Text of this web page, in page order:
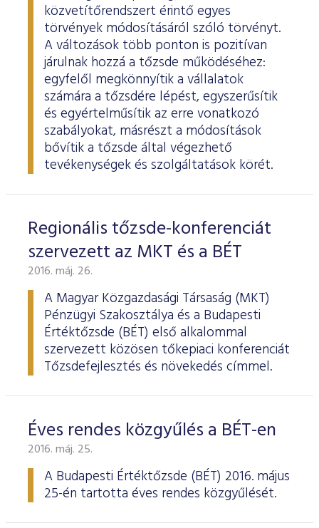
ESG Útmutató
közvetítőrendszert érintő egyes
törvények módosításáról szóló törvényt.
A változások több ponton is pozitívan
járulnak hozzá a tőzsde működéséhez:
egyfelől megkönnyítik a vállalatok
számára a tőzsdére lépést, egyszerűsítik
és egyértelműsítik az erre vonatkozó
szabályokat, másrészt a módosítások
bővítik a tőzsde által végezhető
tevékenységek és szolgáltatások körét.
Regionális tőzsde-konferenciát
szervezett az MKT és a BÉT
2016. máj. 26.
A Magyar Közgazdasági Társaság (MKT)
Pénzügyi Szakosztálya és a Budapesti
Értéktőzsde (BÉT) első alkalommal
szervezett közösen tőkepiaci konferenciát
Tőzsdefejlesztés és növekedés címmel.
Éves rendes közgyűlés a BÉT-en
2016. máj. 25.
A Budapesti Értéktőzsde (BÉT) 2016. május
25-én tartotta éves rendes köz­gyűlését.